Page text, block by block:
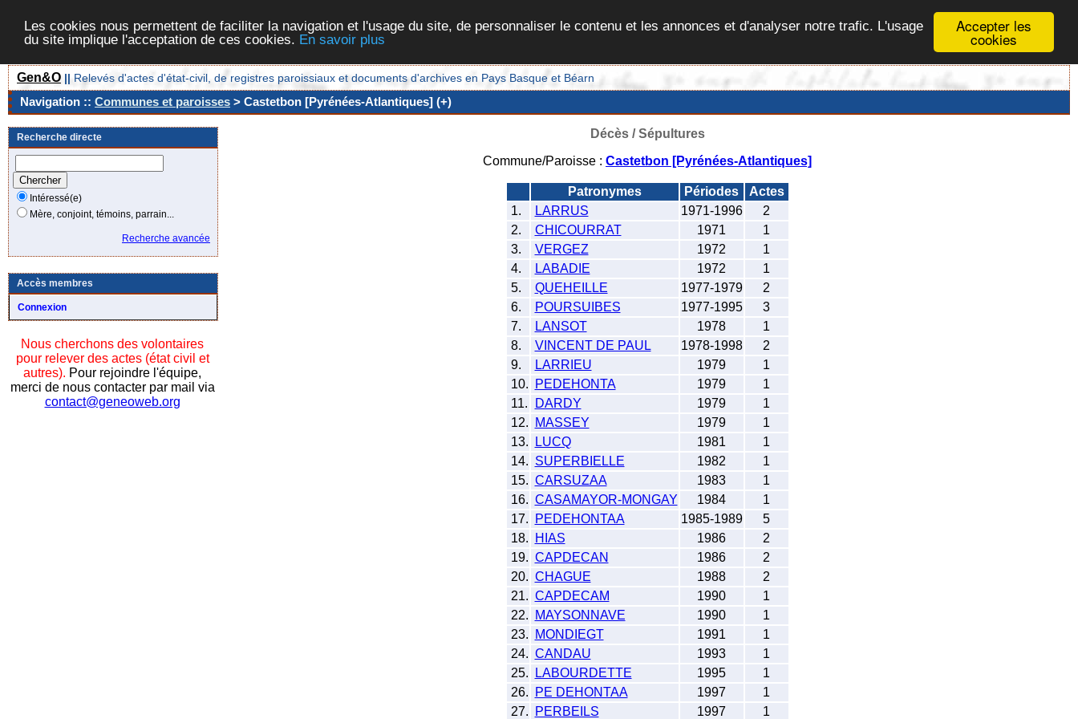
Accepter les
cookies
Les cookies nous permettent de faciliter la navigation et l'usage du site, de personnaliser le contenu et les annonces et d'analyser notre trafic. L'usage
du site implique l'acceptation de ces cookies. En savoir plus
Gen&O || Relevés d'actes d'état-civil, de registres paroissiaux et documents d'archives en Pays Basque et Béarn
Navigation :: Communes et paroisses > Castetbon [Pyrénées-Atlantiques] (+)
Recherche directe
Intéressé(e)
Mère, conjoint, témoins, parrain...
Recherche avancée
Accès membres
Connexion
Nous cherchons des volontaires
pour relever des actes (état civil et
autres). Pour rejoindre l'équipe,
merci de nous contacter par mail via
contact@geneoweb.org
Décès / Sépultures
Commune/Paroisse : Castetbon [Pyrénées-Atlantiques]
Patronymes Périodes
Actes
1.
LARRUS 1971-1996
2
2.
CHICOURRAT 1971
1
3.
VERGEZ 1972
1
4.
LABADIE 1972
1
5.
QUEHEILLE 1977-1979
2
6.
POURSUIBES 1977-1995
3
7.
LANSOT 1978
1
8.
VINCENT DE PAUL 1978-1998
2
9.
LARRIEU 1979
1
10.
PEDEHONTA 1979
1
11.
DARDY 1979
1
12.
MASSEY 1979
1
13.
LUCQ 1981
1
14. SUPERBIELLE 1982
1
15. CARSUZAA 1983
1
16. CASAMAYOR-MONGAY 1984
1
17.
PEDEHONTAA 1985-1989
5
18.
HIAS 1986
2
19. CAPDECAN 1986
2
20. CHAGUE 1988
2
21. CAPDECAM 1990
1
22.
MAYSONNAVE 1990
1
23.
MONDIEGT 1991
1
24. CANDAU 1993
1
25.
LABOURDETTE 1995
1
26.
PE DEHONTAA 1997
1
27.
PERBEILS 1997 1